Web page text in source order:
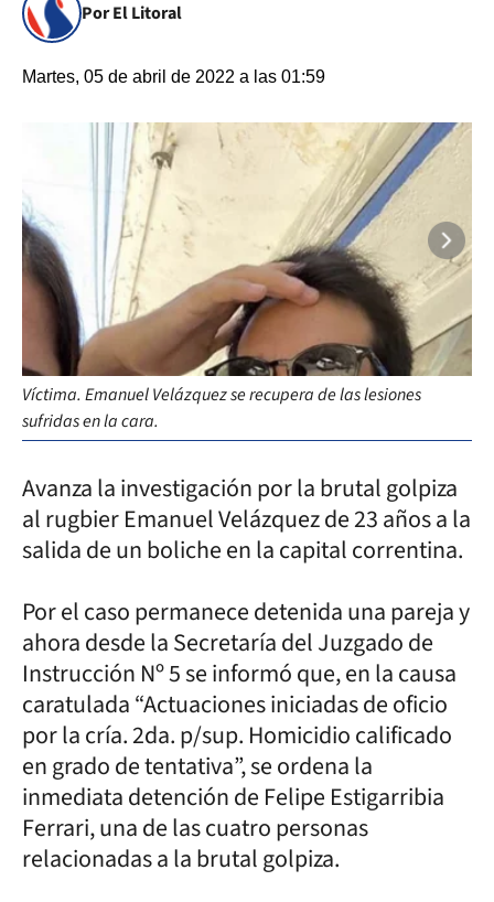
Por El Litoral
Martes, 05 de abril de 2022 a las 01:59
Víctima. Emanuel Velázquez se recupera de las lesiones
sufridas en la cara.
Avanza la investigación por la brutal golpiza
al rugbier Emanuel Velázquez de 23 años a la
salida de un boliche en la capital correntina.
Por el caso permanece detenida una pareja y
ahora desde la Secretaría del Juzgado de
Instrucción Nº 5 se informó que, en la causa
caratulada “Actuaciones iniciadas de oficio
por la cría. 2da. p/sup. Homicidio calificado
en grado de tentativa”, se ordena la
inmediata detención de Felipe Estigarribia
Ferrari, una de las cuatro personas
relacionadas a la brutal golpiza.